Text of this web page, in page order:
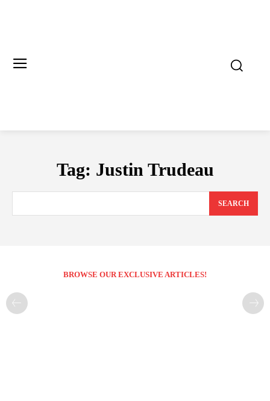
Tag: Justin Trudeau
SEARCH
BROWSE OUR EXCLUSIVE ARTICLES!